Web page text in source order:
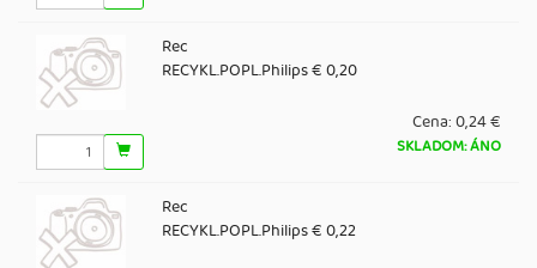
Rec
RECYKL.POPL.Philips € 0,20
Cena:0,24 €
SKLADOM: ÁNO
Rec
RECYKL.POPL.Philips € 0,22